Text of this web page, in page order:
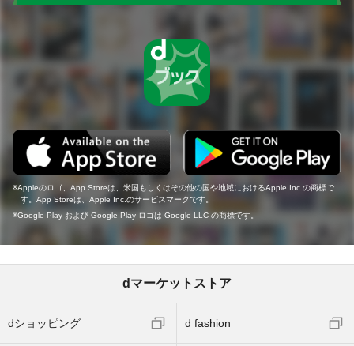
Appleのロゴ、App Storeは、米国もしくはその他の国や地域におけるApple Inc.の商標で
す。App Storeは、Apple Inc.のサービスマークです。
Google Play および Google Play ロゴは Google LLC の商標です。
dマーケットストア
dショッピング d fashion